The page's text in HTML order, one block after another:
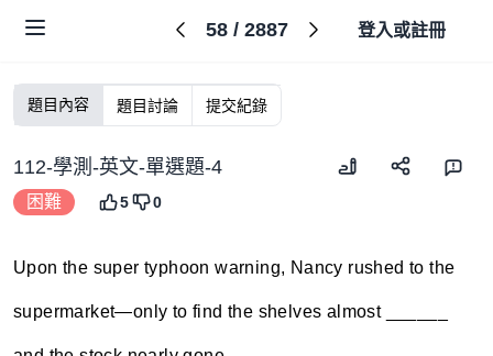
58/ 2887 登入或註冊
題目內容 題目討論 提交紀錄
112-學測-英文-單選題-4
困難 5 0
Upon the super typhoon warning, Nancy rushed to the
supermarket—only to find the shelves almost ______